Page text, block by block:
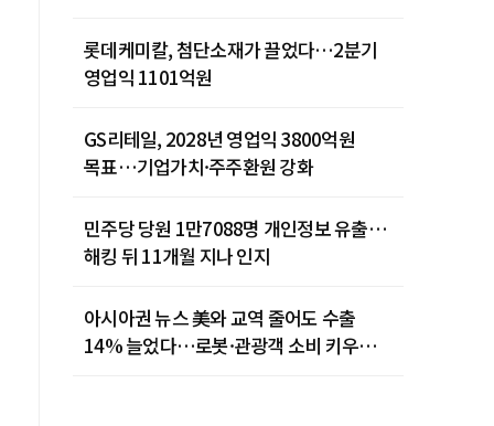
롯데케미칼, 첨단소재가 끌었다…2분기
영업익 1101억원
GS리테일, 2028년 영업익 3800억원
목표…기업가치·주주환원 강화
민주당 당원 1만7088명 개인정보 유출…
해킹 뒤 11개월 지나 인지
아시아권 뉴스 美와 교역 줄어도 수출
14% 늘었다…로봇·관광객 소비 키우는